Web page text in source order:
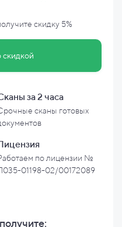
скидку 5%
скидкой
за 2 часа
сканы готовых
по лицензии №
01198-02/00172089
получите: